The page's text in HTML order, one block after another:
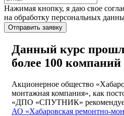
Нажимая кнопку, я даю свое
на обработку персональных
Отправить заявку
Данный курс
более 100 компаний
Акционерное общество
монтажная компания», как
«ДПО «СПУТНИК»
АО «Хабаровская ремонтно-